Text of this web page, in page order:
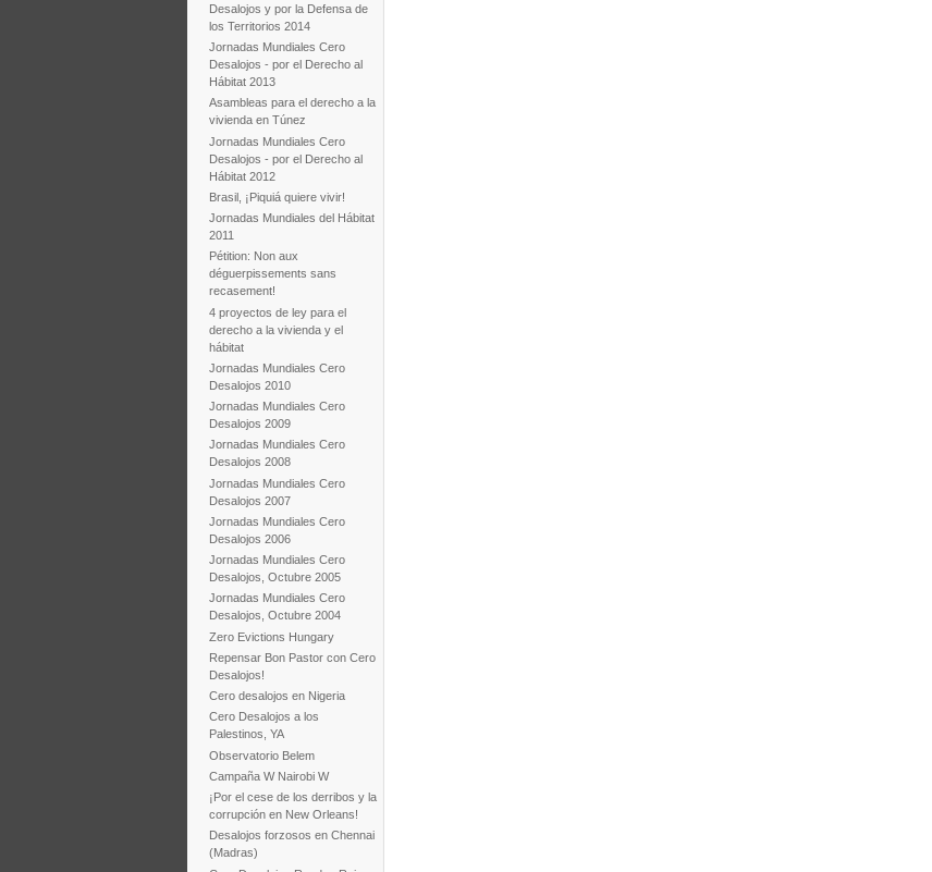
Desalojos y por la Defensa de
los Territorios 2014
Jornadas Mundiales Cero
Desalojos - por el Derecho al
Hábitat 2013
Asambleas para el derecho a la
vivienda en Túnez
Jornadas Mundiales Cero
Desalojos - por el Derecho al
Hábitat 2012
Brasil, ¡Piquiá quiere vivir!
Jornadas Mundiales del Hábitat
2011
Pétition: Non aux
déguerpissements sans
recasement!
4 proyectos de ley para el
derecho a la vivienda y el
hábitat
Jornadas Mundiales Cero
Desalojos 2010
Jornadas Mundiales Cero
Desalojos 2009
Jornadas Mundiales Cero
Desalojos 2008
Jornadas Mundiales Cero
Desalojos 2007
Jornadas Mundiales Cero
Desalojos 2006
Jornadas Mundiales Cero
Desalojos, Octubre 2005
Jornadas Mundiales Cero
Desalojos, Octubre 2004
Zero Evictions Hungary
Repensar Bon Pastor con Cero
Desalojos!
Cero desalojos en Nigeria
Cero Desalojos a los
Palestinos, YA
Observatorio Belem
Campaña W Nairobi W
¡Por el cese de los derribos y la
corrupción en New Orleans!
Desalojos forzosos en Chennai
(Madras)